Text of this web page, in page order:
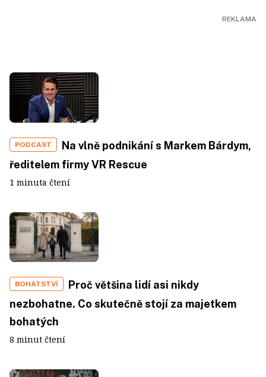
PODCAST
Na vlně podnikání s Markem Bárdym,
ředitelem firmy VR Rescue
1 minuta čtení
BOHATSTVÍ
Proč většina lidí asi nikdy
nezbohatne. Co skutečně stojí za majetkem
bohatých
8 minut čtení